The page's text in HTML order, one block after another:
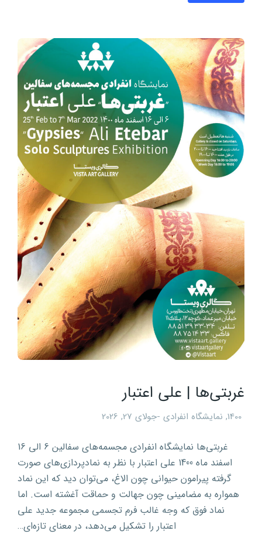
غربتی‌ها | علی اعتبار
1400
, نمایشگاه انفرادی جولای 27, 2026
غربتی‌ها نمایشگاه انفرادی مجسمه‌های سفالین 6 الی 16
اسفند ماه 1400 علی اعتبار با نظر به نمادپردازی‌های صورت
گرفته پیرامون حیوانی چون الاغ، می‌توان دید که این نماد
همواره به مضامینی چون جهالت و حماقت آغشته است. اما
نماد فوق که وجه غالب فرم تجسمی مجموعه جدید علی
اعتبار را تشکیل می‌دهد، در معنای تازه‌ای…